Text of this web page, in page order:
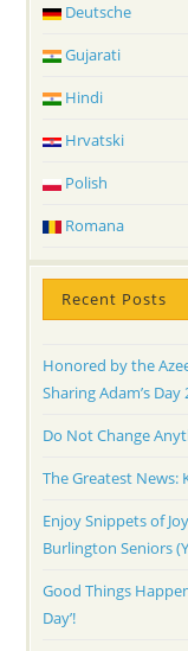
Deutsche
Gujarati
Hindi
Hrvatski
Polish
Romana
Recent Posts
Honored by the
Sharing Adam’s
Do Not Change
The Greatest News:
Enjoy Snippets of
Burlington Seniors
Good Things
Day’!